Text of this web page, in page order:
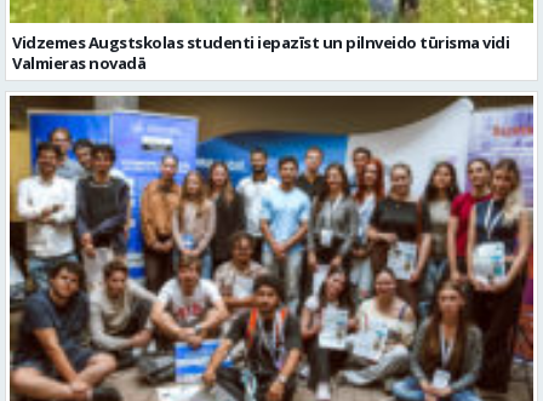
Vidzemes Augstskolas studenti iepazīst un pilnveido tūrisma vidi
Valmieras novadā